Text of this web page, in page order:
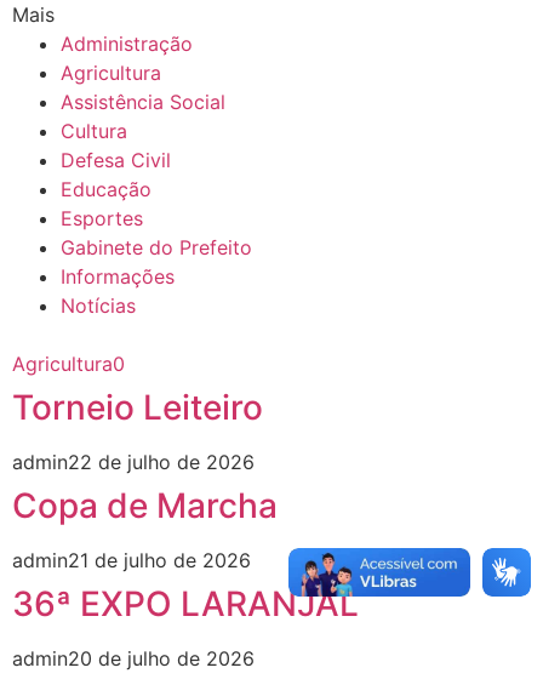
Mais
Administração
Agricultura
Assistência Social
Cultura
Defesa Civil
Educação
Esportes
Gabinete do Prefeito
Informações
Notícias
Agricultura0
Torneio Leiteiro
admin22 de julho de 2026
Copa de Marcha
admin21 de julho de 2026
36ª EXPO LARANJAL
admin20 de julho de 2026